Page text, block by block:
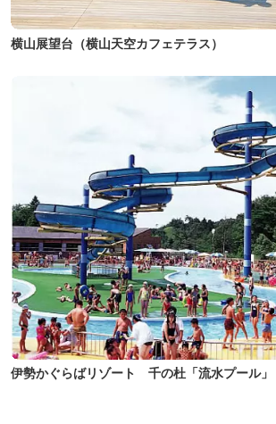
横山展望台（横山天空カフェテラス）
伊勢かぐらばリゾート 千の杜「流水プール」